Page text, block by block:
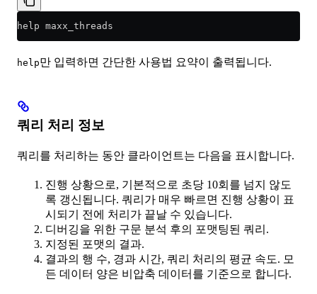
help maxx_threads
help만 입력하면 간단한 사용법 요약이 출력됩니다.
쿼리 처리 정보
쿼리를 처리하는 동안 클라이언트는 다음을 표시합니다.
진행 상황으로, 기본적으로 초당 10회를 넘지 않도
록 갱신됩니다. 쿼리가 매우 빠르면 진행 상황이 표
시되기 전에 처리가 끝날 수 있습니다.
디버깅을 위한 구문 분석 후의 포맷팅된 쿼리.
지정된 포맷의 결과.
결과의 행 수, 경과 시간, 쿼리 처리의 평균 속도. 모
든 데이터 양은 비압축 데이터를 기준으로 합니다.